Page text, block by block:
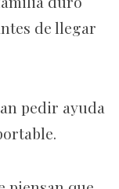
de llegar
pedir ayuda